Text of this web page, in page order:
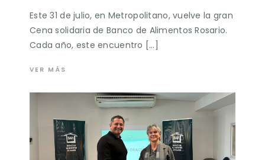
Este 31 de julio, en Metropolitano, vuelve la gran
Cena solidaria de Banco de Alimentos Rosario.
Cada año, este encuentro […]
VER MÁS